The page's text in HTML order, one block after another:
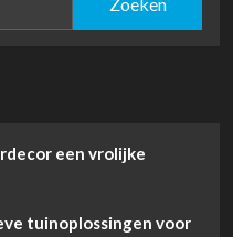
een vrolijke
tuinoplossingen voor